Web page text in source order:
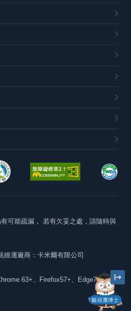
貓頭鷹博士
可能疏漏， 若有欠妥之處，請隨時與
維運廠商：卡米爾有限公司
63+、Firefox57+、Edge79+及